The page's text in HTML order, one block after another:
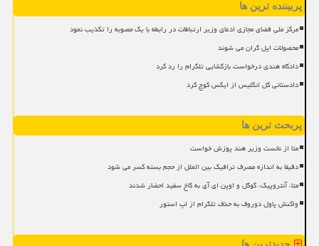
پربیننده ترین ها
مرکز ملی فضای مجازی ادعای وزیر ارتباطات در رابطه با یک مصوبه را تکذیب نمود
محصولات اپل گران می شوند
دادگاه هندی درخواست بازگشایی تلگرام را رد کرد
دادستانی کل انگلیس از ایکس کوچ کرد
پربحث ترین ها
متا از نخست وزیر هند پوزش خواست
دقیقا به اندازه مصرف ترافیک بین الملل از حجم بسته کسر می شود
متا، آنتروپیک، گوگل و اوپن ای آی به کاخ سفید احضار شدند
واکنش پاول دوروف به حذف تلگرام از اپ استور